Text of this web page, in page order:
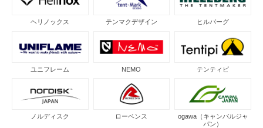
ヘリノックス テンマクデザイン ヒルバーグ
ユニフレーム NEMO テンティピ
ノルディスク ローベンス
ogawa（キャンパルジャ
パン）